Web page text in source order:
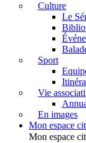
Culture
Le
Sport
Vie
En images
Mon espace
Mon espace